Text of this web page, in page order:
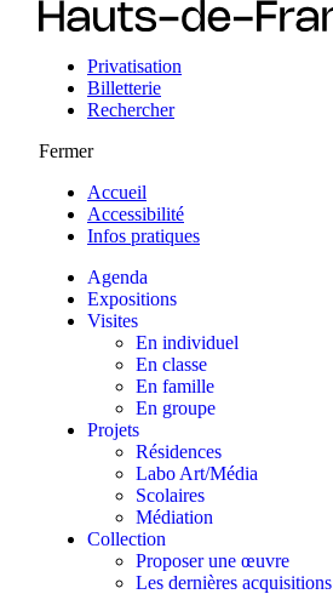
Privatisation
Billetterie
Rechercher
Fermer
Accueil
Accessibilité
Infos pratiques
Agenda
Expositions
Visites
En individuel
En classe
En famille
En groupe
Projets
Résidences
Labo Art/Média
Scolaires
Médiation
Collection
Proposer une œuvre
Les dernières acquisitions